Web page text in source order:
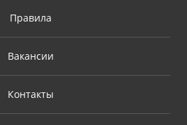
Правила
Вакансии
Контакты